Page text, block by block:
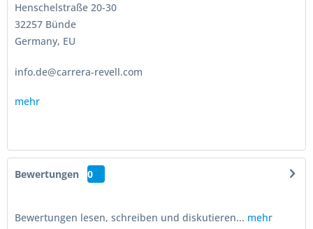
Henschelstraße 20-30
32257 Bünde
Germany, EU
info.de@carrera-revell.com
mehr
Bewertungen 0
Bewertungen lesen, schreiben und diskutieren... mehr